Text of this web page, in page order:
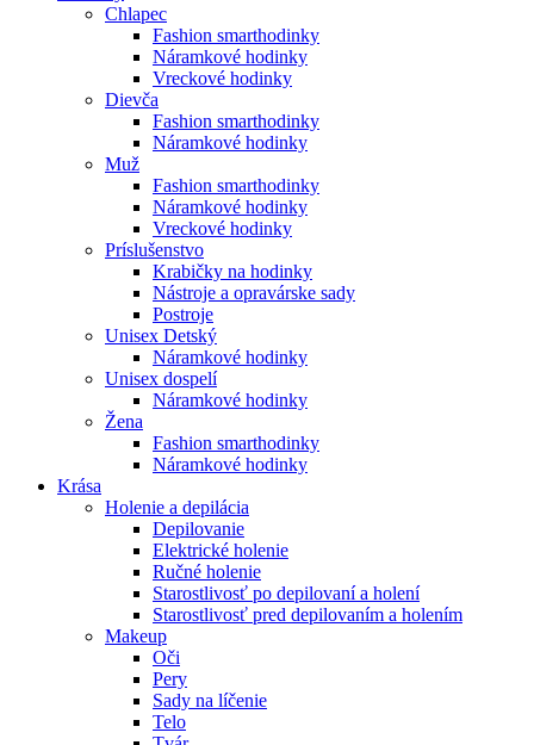
Chlapec
Fashion smarthodinky
Náramkové hodinky
Vreckové hodinky
Dievča
Fashion smarthodinky
Náramkové hodinky
Muž
Fashion smarthodinky
Náramkové hodinky
Vreckové hodinky
Príslušenstvo
Krabičky na hodinky
Nástroje a opravárske sady
Postroje
Unisex Detský
Náramkové hodinky
Unisex dospelí
Náramkové hodinky
Žena
Fashion smarthodinky
Náramkové hodinky
Krása
Holenie a depilácia
Depilovanie
Elektrické holenie
Ručné holenie
Starostlivosť po depilovaní a holení
Starostlivosť pred depilovaním a holením
Makeup
Oči
Pery
Sady na líčenie
Telo